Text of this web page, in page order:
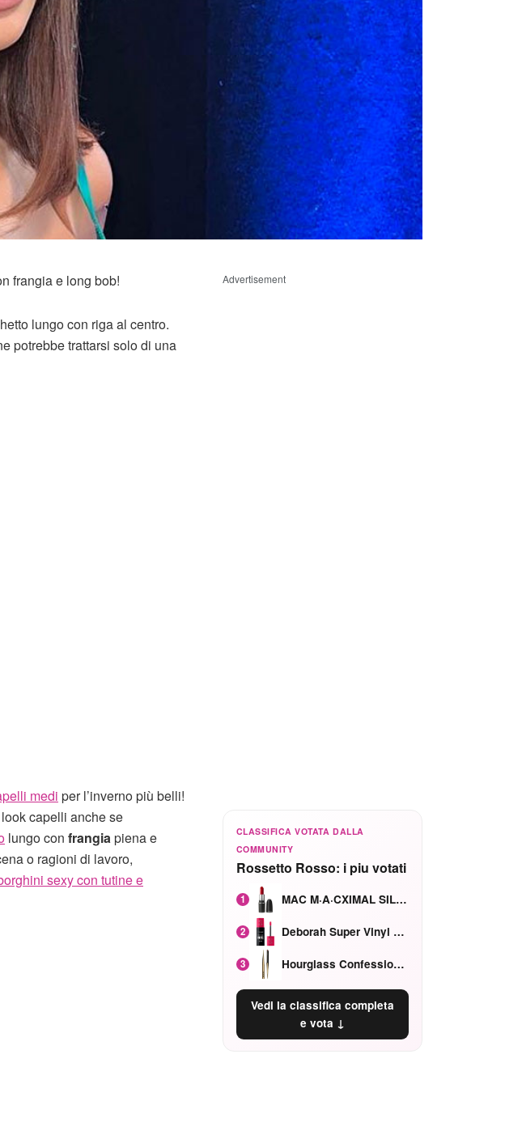
frangia e long bob!
lungo con riga al centro.
potrebbe trattarsi solo di una
medi per l’inverno più belli!
capelli anche se
lungo con frangiapiena e
o ragioni di lavoro,
sexy con tutine e
Advertisement
CLASSIFICA VOTATA DALLA
COMMUNITY
Rossetto Rosso: i piu votati
1 MAC M·A·CXIMAL SILKY MATTE Red Rock mat
2 Deborah Super Vinyl Shake Rosa Ciliegia
3 Hourglass Confession Ricaricabile Ultra Preciso Ad Alta Intensità Secretly Classic Red
Vedi la classifica completa
e vota ↓